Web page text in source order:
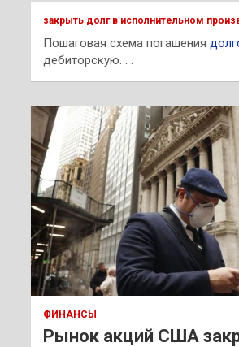
к
закрыть долг в исполнительном
Пошаговая схема погашения
дебиторскую. . .
ФИНАНСЫ
Рынок акций США